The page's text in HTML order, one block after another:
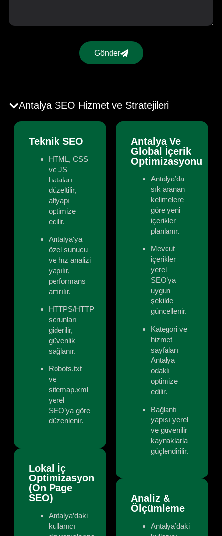
Gönder
Antalya SEO Hizmet ve Stratejileri
Teknik SEO
HTML, CSS
ve JS
hataları
düzeltilir,
altyapı
optimize
edilir.
Antalya’ya
özel sunucu
ve hız analizi
yapılır,
performans
artırılır.
HTTPS/HTTP
sorunları
giderilir,
güvenlik
sağlanır.
Robots.txt
ve
sitemap.xml
yerel
SEO’ya göre
düzenlenir.
Lokal İç
Optimizasyon
(On Page
SEO)
Antalya’daki
kullanıcı
Antalya Ve
Global İçerik
Optimizasyonu
Antalya’da
sık aranan
kelimelere
göre yeni
içerikler
planlanır.
Mevcut
içerikler
yerel
SEO’ya
uygun
şekilde
güncellenir.
Kategori ve
hizmet
sayfaları
Antalya
odaklı
optimize
edilir.
Bağlantı
yapısı yerel
ve güvenilir
kaynaklarla
güçlendirilir.
Analiz &
Ölçümleme
Antalya’daki